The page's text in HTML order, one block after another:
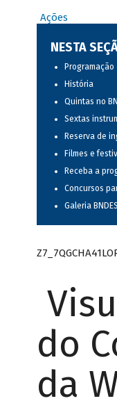
Ações
NESTA
Programação
História
Quintas no
Sextas
Reserva de
Filmes e
Receba a
Concursos
Galeria BNDES
do
da